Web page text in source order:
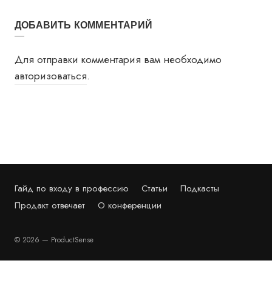
ДОБАВИТЬ КОММЕНТАРИЙ
Для отправки комментария вам необходимо
авторизоваться.
Гайд по входу в профессию Статьи
Подкасты
Продакт отвечает
О конференции
© 2026 — ProductSense